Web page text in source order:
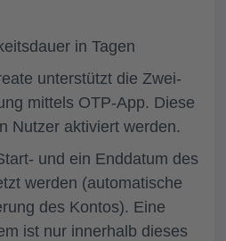
in Tagen
unterstützt die Zwei-
mittels OTP-App. Diese
Nutzer aktiviert werden.
und ein Enddatum des
werden (automatische
des Kontos). Eine
ist nur innerhalb dieses